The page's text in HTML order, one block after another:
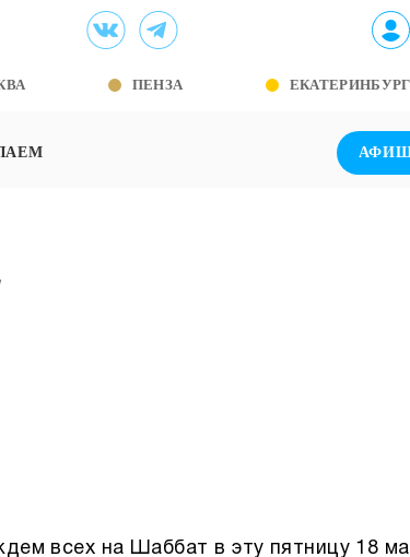
ПЕНЗА ЕКАТЕРИНБУРГ
всех на Шаббат в эту пятницу 18